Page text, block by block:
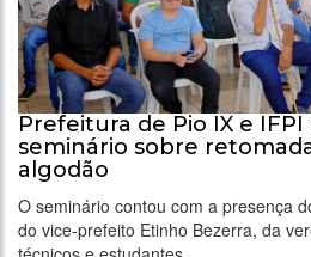
Prefeitura de Pio IX e
seminário sobre
algodão
O seminário contou com a presença
do vice-prefeito Etinho Bezerra, da